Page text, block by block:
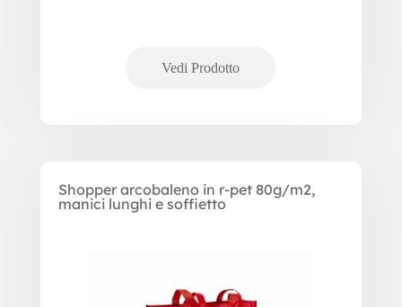
Shopper arcobaleno in r-pet 80g/m2,
manici lunghi e soffietto